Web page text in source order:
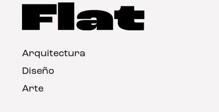
Arquitectura
Diseño
Arte